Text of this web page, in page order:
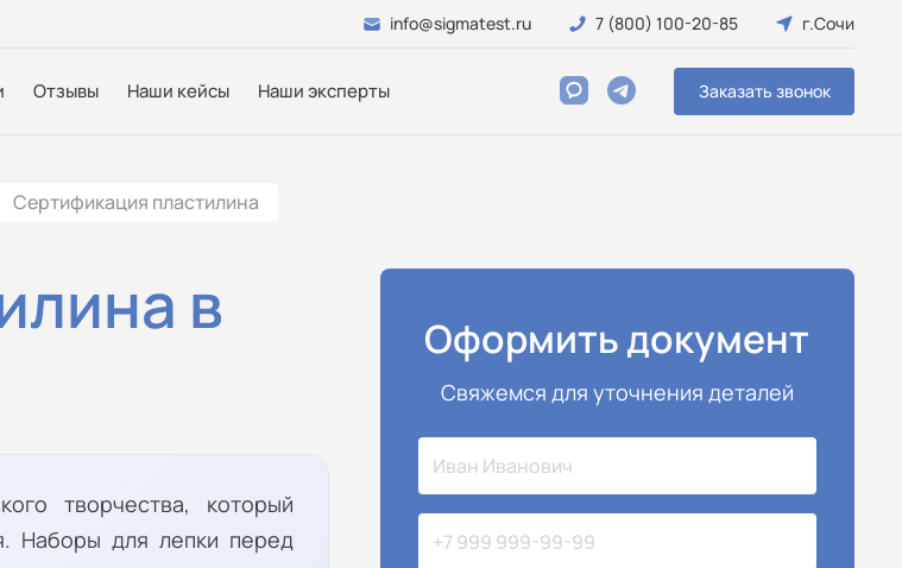
info@sigmatest.ru 7 (800) 100-20-85 г.Сочи
Отзывы Наши кейсы Наши эксперты Заказать звонок
Сертификация пластилина
в
творчества, который
Наборы для лепки перед
Оформить документ
Свяжемся для уточнения деталей